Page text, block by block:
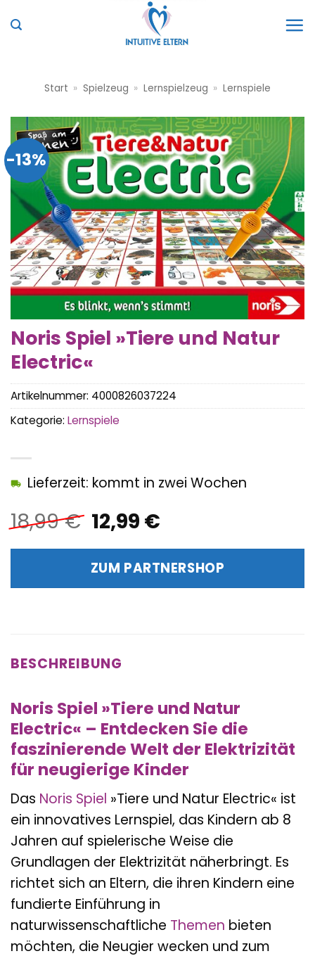
Inhalt
Start » Spielzeug » Lernspielzeug » Lernspiele
-13%
Noris Spiel »Tiere und Natur
Electric«
18,99€ Ursprünglicher
Preis
war:
18,99 €
12,99 €Aktueller
ist:
12,99 €.
Lieferzeit: kommt in zwei Wochen
ZUM PARTNERSHOP
Artikelnummer: 4000826037224
Kategorie: Lernspiele
BESCHREIBUNG
Noris Spiel »Tiere und Natur
Electric« – Entdecken Sie die
faszinierende Welt der Elektrizität
für neugierige Kinder
Das Noris Spiel »Tiere und Natur Electric« ist
ein innovatives Lernspiel, das Kindern ab 8
Jahren auf spielerische Weise die
Grundlagen der Elektrizität näherbringt. Es
richtet sich an Eltern, die ihren Kindern eine
fundierte Einführung in
naturwissenschaftliche Themen bieten
möchten, die Neugier wecken und zum